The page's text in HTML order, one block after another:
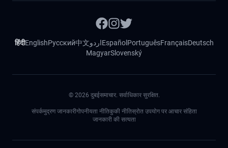
हिंदीEnglishРусский中文اردوEspañol PortuguêsFrançaisDeutsch
MagyarSlovenský
© 2026 दुबईसमाचार. सर्वाधिकार सुरक्षित.
संपर्कमुद्रण जानकारीगोपनीयता नीतिकुकी नीतिस्रोत उपयोग पर आचार संहिता
जानकारी की सत्यता